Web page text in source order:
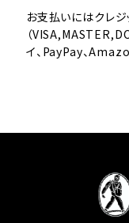
お支払いにはクレジ
（
イ、PayPay、